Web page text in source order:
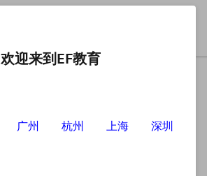
欢迎来到EF教育
广州 杭州 上海
深圳